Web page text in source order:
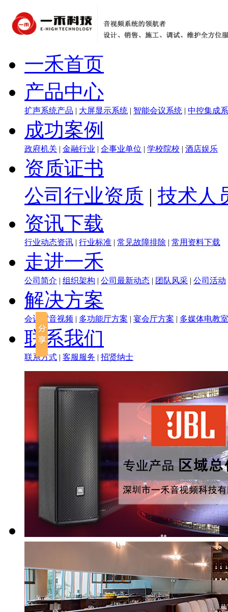
一禾首页
产品中心
扩声系统产品 | 大屏显示系统 | 智能会议系统 | 中控集成
成功案例
政府机关 | 金融行业 | 企事业单位 | 学校院校 | 酒店娱乐
资质证书
公司行业资质 | 技术人
资讯下载
行业动态资讯 | 行业标准 | 常见故障排除 | 常用资料下载
走进一禾
公司简介 | 组织架构 | 公司最新动态 | 团队风采 | 公司活动
解决方案
会议室音视频 | 多功能厅方案 | 宴会厅方案 | 多媒体电教室
联系我们
联系方式 | 客服服务 | 招贤纳士